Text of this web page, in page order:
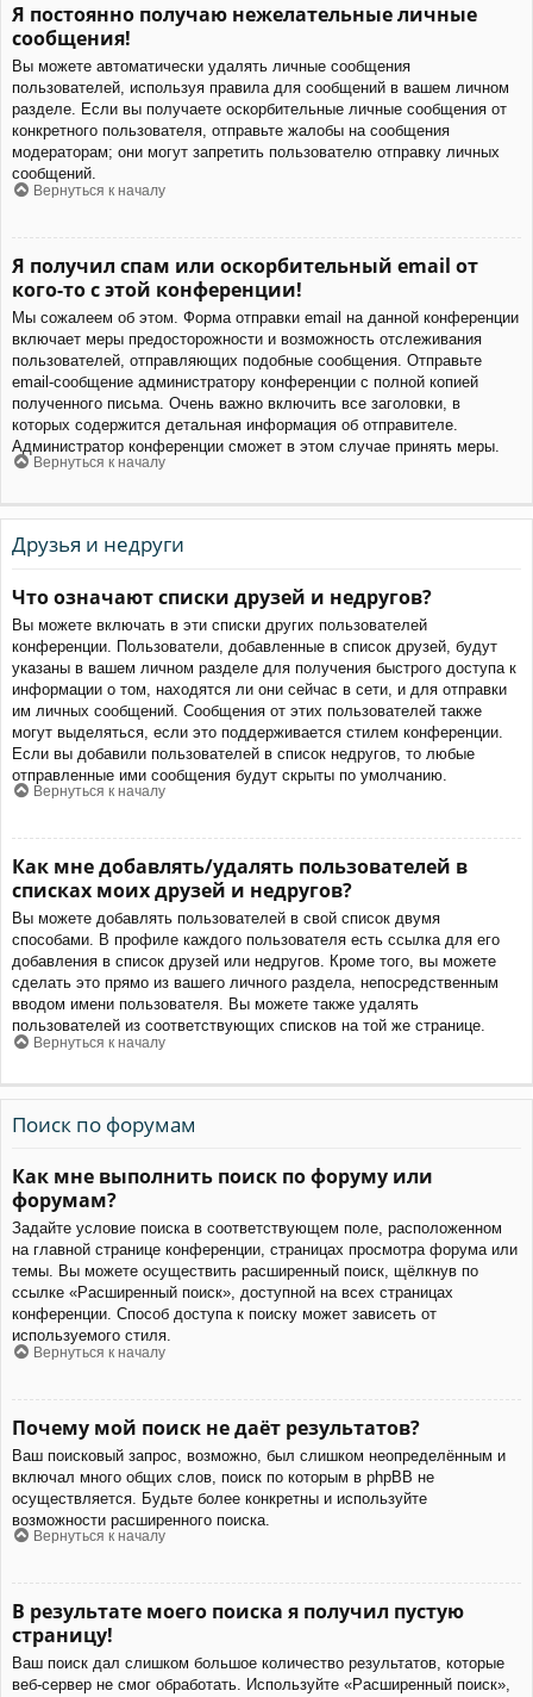
Я постоянно получаю нежелательные личные
сообщения!
Вы можете автоматически удалять личные сообщения
пользователей, используя правила для сообщений в вашем личном
разделе. Если вы получаете оскорбительные личные сообщения от
конкретного пользователя, отправьте жалобы на сообщения
модераторам; они могут запретить пользователю отправку личных
сообщений.
Вернуться к началу
Я получил спам или оскорбительный email от
кого-то с этой конференции!
Мы сожалеем об этом. Форма отправки email на данной конференции
включает меры предосторожности и возможность отслеживания
пользователей, отправляющих подобные сообщения. Отправьте
email-сообщение администратору конференции с полной копией
полученного письма. Очень важно включить все заголовки, в
которых содержится детальная информация об отправителе.
Администратор конференции сможет в этом случае принять меры.
Вернуться к началу
Друзья и недруги
Что означают списки друзей и недругов?
Вы можете включать в эти списки других пользователей
конференции. Пользователи, добавленные в список друзей, будут
указаны в вашем личном разделе для получения быстрого доступа к
информации о том, находятся ли они сейчас в сети, и для отправки
им личных сообщений. Сообщения от этих пользователей также
могут выделяться, если это поддерживается стилем конференции.
Если вы добавили пользователей в список недругов, то любые
отправленные ими сообщения будут скрыты по умолчанию.
Вернуться к началу
Как мне добавлять/удалять пользователей в
списках моих друзей и недругов?
Вы можете добавлять пользователей в свой список двумя
способами. В профиле каждого пользователя есть ссылка для его
добавления в список друзей или недругов. Кроме того, вы можете
сделать это прямо из вашего личного раздела, непосредственным
вводом имени пользователя. Вы можете также удалять
пользователей из соответствующих списков на той же странице.
Вернуться к началу
Поиск по форумам
Как мне выполнить поиск по форуму или
форумам?
Задайте условие поиска в соответствующем поле, расположенном
на главной странице конференции, страницах просмотра форума или
темы. Вы можете осуществить расширенный поиск, щёлкнув по
ссылке «Расширенный поиск», доступной на всех страницах
конференции. Способ доступа к поиску может зависеть от
используемого стиля.
Вернуться к началу
Почему мой поиск не даёт результатов?
Ваш поисковый запрос, возможно, был слишком неопределённым и
включал много общих слов, поиск по которым в phpBB не
осуществляется. Будьте более конкретны и используйте
возможности расширенного поиска.
Вернуться к началу
В результате моего поиска я получил пустую
страницу!
Ваш поиск дал слишком большое количество результатов, которые
веб-сервер не смог обработать. Используйте «Расширенный поиск»,